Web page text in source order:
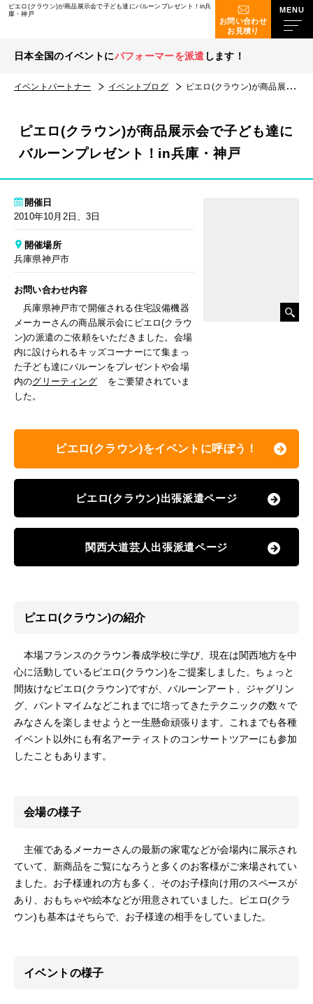
ピエロ(クラウン)が商品展示会で子ども達にバルーンプレゼント！in兵
庫・神戸
お問い合わせ
お見積り
日本全国のイベントにパフォーマーを派遣 します！
イベントパートナー イベントブログ ピエロ(クラウン)が商品展示会で子ども達にバルーンプレゼント！in兵庫・神戸
ピエロ(クラウン)が商品展示会で子ども達に
バルーンプレゼント！in兵庫・神戸
開催日
2010年10月2日、3日
開催場所
兵庫県神戸市
お問い合わせ内容
兵庫県神戸市で開催される住宅設備機器
メーカーさんの商品展示会にピエロ(クラウ
ン)の派遣のご依頼をいただきました。会場
内に設けられるキッズコーナーにて集まっ
た子ども達にバルーンをプレゼントや会場
内のグリーティング
をご要望されていま
した。
ピエロ(クラウン)をイベントに呼ぼう！
ピエロ(クラウン)出張派遣ページ
関西大道芸人出張派遣ページ
ピエロ(クラウン)の紹介
本場フランスのクラウン養成学校に学び、現在は関西地方を中
心に活動しているピエロ(クラウン)をご提案しました。ちょっと
間抜けなピエロ(クラウン)ですが、バルーンアート、ジャグリン
グ、パントマイムなどこれまでに培ってきたテクニックの数々で
みなさんを楽しませようと一生懸命頑張ります。これまでも各種
イベント以外にも有名アーティストのコンサートツアーにも参加
したこともあります。
会場の様子
主催であるメーカーさんの最新の家電などが会場内に展示され
ていて、新商品をご覧になろうと多くのお客様がご来場されてい
ました。お子様連れの方も多く、そのお子様向け用のスペースが
あり、おもちゃや絵本などが用意されていました。ピエロ(クラ
ウン)も基本はそちらで、お子様達の相手をしていました。
イベントの様子